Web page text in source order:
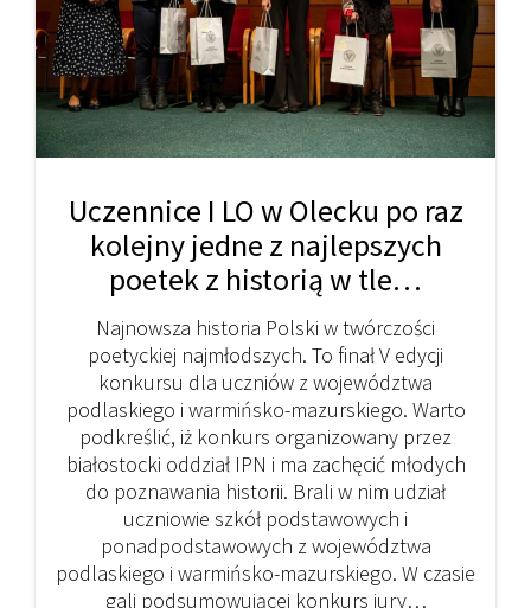
Uczennice I LO w Olecku po raz
kolejny jedne z najlepszych
poetek z historią w tle…
Najnowsza historia Polski w twórczości
poetyckiej najmłodszych. To finał V edycji
konkursu dla uczniów z województwa
podlaskiego i warmińsko-mazurskiego. Warto
podkreślić, iż konkurs organizowany przez
białostocki oddział IPN i ma zachęcić młodych
do poznawania historii. Brali w nim udział
uczniowie szkół podstawowych i
ponadpodstawowych z województwa
podlaskiego i warmińsko-mazurskiego. W czasie
gali podsumowującej konkurs jury…